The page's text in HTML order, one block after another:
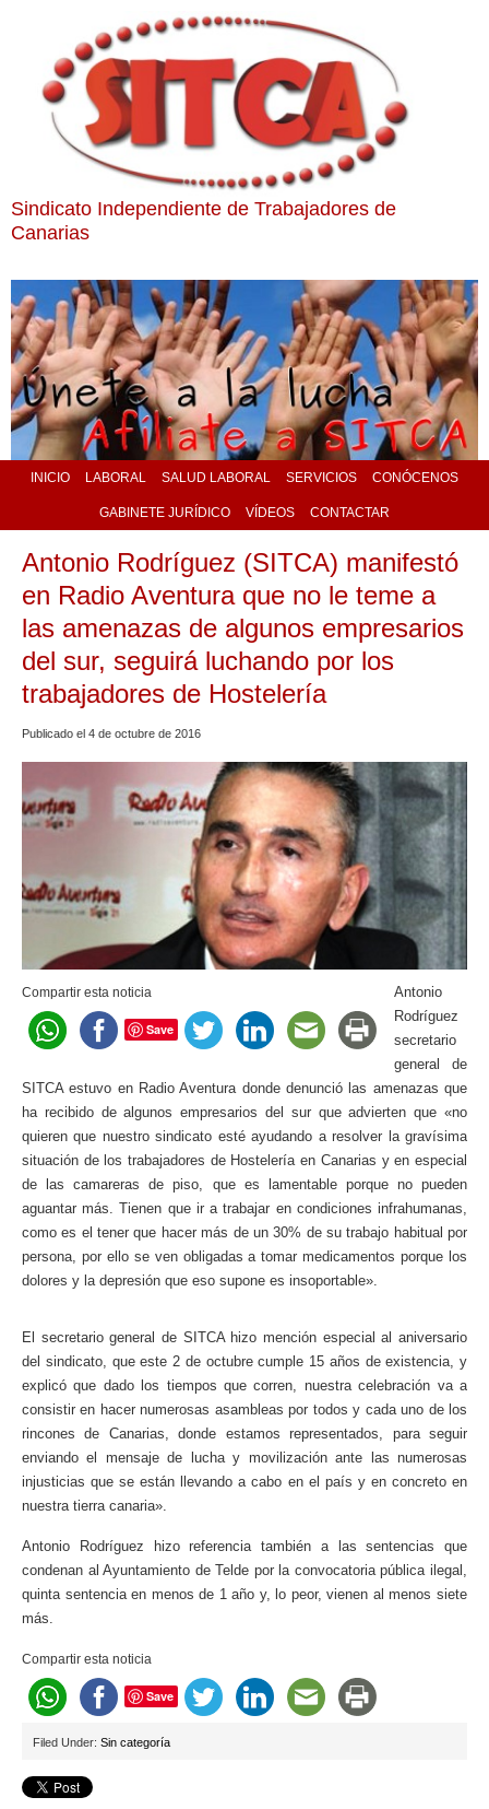
Sindicato Independiente de Trabajadores de
Canarias
INICIO LABORAL SALUD LABORAL SERVICIOS CONÓCENOS
GABINETE JURÍDICO VÍDEOS CONTACTAR
Antonio Rodríguez (SITCA) manifestó
en Radio Aventura que no le teme a
las amenazas de algunos empresarios
del sur, seguirá luchando por los
trabajadores de Hostelería
Publicado el 4 de octubre de 2016
Compartir esta noticia
Save
Antonio
Rodríguez
secretario
general de
SITCA estuvo en Radio Aventura donde denunció las amenazas que
ha recibido de algunos empresarios del sur que advierten que «no
quieren que nuestro sindicato esté ayudando a resolver la gravísima
situación de los trabajadores de Hostelería en Canarias y en especial
de las camareras de piso, que es lamentable porque no pueden
aguantar más. Tienen que ir a trabajar en condiciones infrahumanas,
como es el tener que hacer más de un 30% de su trabajo habitual por
persona, por ello se ven obligadas a tomar medicamentos porque los
dolores y la depresión que eso supone es insoportable».
El secretario general de SITCA hizo mención especial al aniversario
del sindicato, que este 2 de octubre cumple 15 años de existencia, y
explicó que dado los tiempos que corren, nuestra celebración va a
consistir en hacer numerosas asambleas por todos y cada uno de los
rincones de Canarias, donde estamos representados, para seguir
enviando el mensaje de lucha y movilización ante las numerosas
injusticias que se están llevando a cabo en el país y en concreto en
nuestra tierra canaria».
Antonio Rodríguez hizo referencia también a las sentencias que
condenan al Ayuntamiento de Telde por la convocatoria pública ilegal,
quinta sentencia en menos de 1 año y, lo peor, vienen al menos siete
más.
Compartir esta noticia
Save
Filed Under: Sin categoría